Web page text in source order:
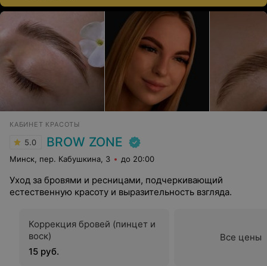
КАБИНЕТ КРАСОТЫ
5.0 BROW ZONE
Минск, пер. Кабушкина, 3 до 20:00
Уход за бровями и ресницами, подчеркивающий
естественную красоту и выразительность взгляда.
Коррекция бровей (пинцет и
воск)
15 руб.
Все цены